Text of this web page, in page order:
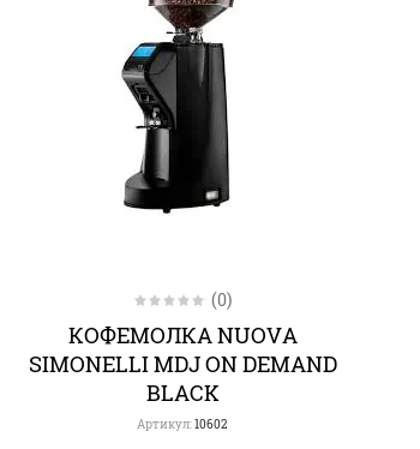
(0)
КОФЕМОЛКА NUOVA
SIMONELLI MDJ ON DEMAND
BLACK
Артикул:10602